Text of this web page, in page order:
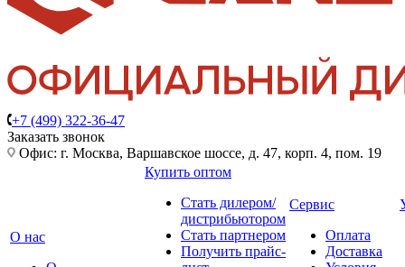
+7 (499) 322-36-47
Заказать звонок
Офис: г. Москва, Варшавское шоссе, д. 47, корп. 4, пом. 19
О нас
Купить оптом
Стать дилером/
дистрибьютором
Стать партнером
Получить прайс-
Сервис
Оплата
Доставка